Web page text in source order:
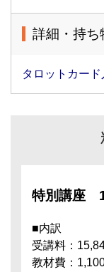
詳細・持ち
タロッ
特別講座
■内訳
受講料：
教材費：